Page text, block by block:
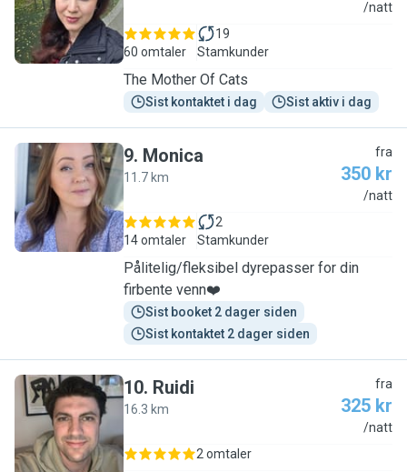
M /natt
60 omtaler
19
Stamkunder
The Mother Of Cats
Sist kontaktet i dag Sist aktiv i dag
M
9. Monica
11.7 km
fra
350 kr
/natt
14 omtaler
2
Stamkunder
Pålitelig/fleksibel dyrepasser for din
firbente venn❤️
Sist booket 2 dager siden
Sist kontaktet 2 dager siden
R
10. Ruidi
16.3 km
fra
325 kr
/natt
2 omtaler